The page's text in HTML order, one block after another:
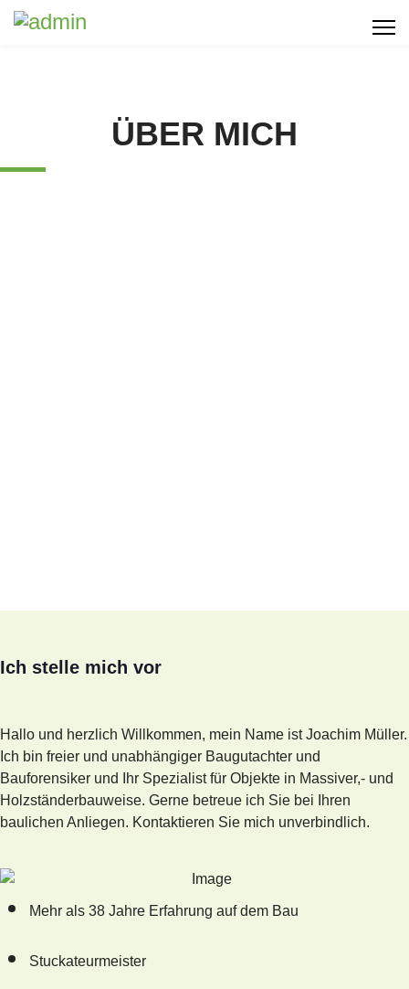
ÜBER MICH
Ich stelle mich vor
Hallo und herzlich Willkommen, mein Name ist Joachim Müller.
Ich bin freier und unabhängiger Baugutachter und
Bauforensiker und Ihr Spezialist für Objekte in Massiver,- und
Holzständerbauweise. Gerne betreue ich Sie bei Ihren
baulichen Anliegen. Kontaktieren Sie mich unverbindlich.
Mehr als 38 Jahre Erfahrung auf dem Bau
Stuckateurmeister